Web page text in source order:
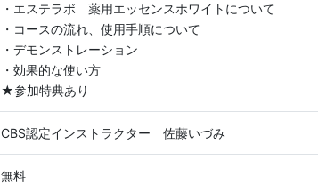
・エステラボ 薬用エッセンスホワイトについて
・コースの流れ、使用手順について
・デモンストレーション
・効果的な使い方
★参加特典あり
CBS認定インストラクター 佐藤いづみ
無料